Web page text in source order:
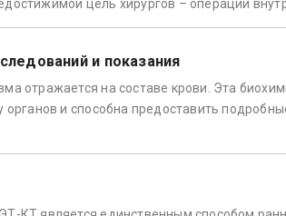
цель хирургов – операции
и показания
отражается на составе крови. Эта
органов и способна предоставить